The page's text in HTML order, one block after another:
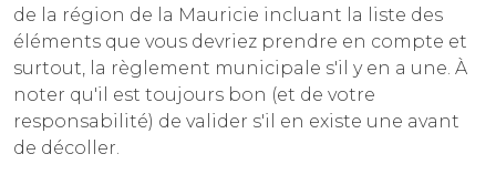
de la région de la Mauricie incluant la liste des
éléments que vous devriez prendre en compte et
surtout, la règlement municipale s'il y en a une. À
noter qu'il est toujours bon (et de votre
responsabilité) de valider s'il en existe une avant
de décoller.